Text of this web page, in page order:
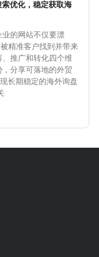
优化，稳定获取海
的网站不仅要漂
精准客户找到并带来
推广和转化四个维
分享可落地的外贸
长期稳定的海外询盘